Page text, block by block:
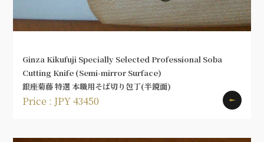
Ginza Kikufuji Specially Selected Professional Soba
Cutting Knife (Semi-mirror Surface)
銀座菊藤 特選 本職用そば切り包丁(半鏡面)
Price : JPY 43450